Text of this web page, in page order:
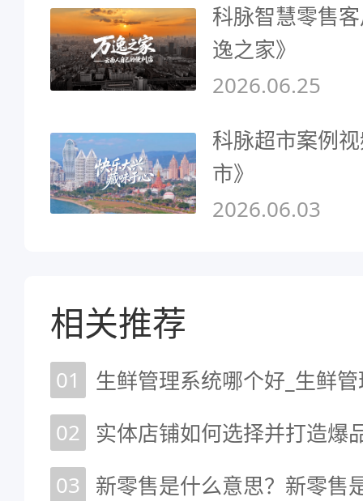
科脉智慧零售
逸之家》
2026.06.25
科脉超市案例
市》
2026.06.03
相关推荐
01
生鲜管理系统哪个好_生鲜
02 实体店铺如何选择并打造爆
03
新零售是什么意思？新零售